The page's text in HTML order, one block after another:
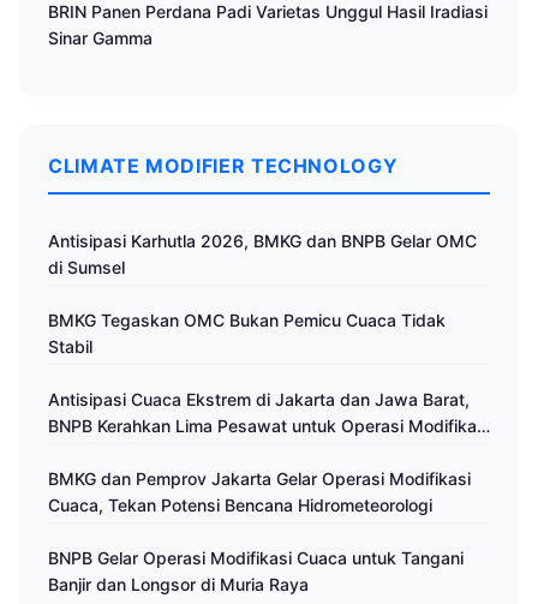
BRIN Panen Perdana Padi Varietas Unggul Hasil Iradiasi
Sinar Gamma
CLIMATE MODIFIER TECHNOLOGY
Antisipasi Karhutla 2026, BMKG dan BNPB Gelar OMC
di Sumsel
BMKG Tegaskan OMC Bukan Pemicu Cuaca Tidak
Stabil
Antisipasi Cuaca Ekstrem di Jakarta dan Jawa Barat,
BNPB Kerahkan Lima Pesawat untuk Operasi Modifikasi
BMKG dan Pemprov Jakarta Gelar Operasi Modifikasi
Cuaca, Tekan Potensi Bencana Hidrometeorologi
BNPB Gelar Operasi Modifikasi Cuaca untuk Tangani
Banjir dan Longsor di Muria Raya